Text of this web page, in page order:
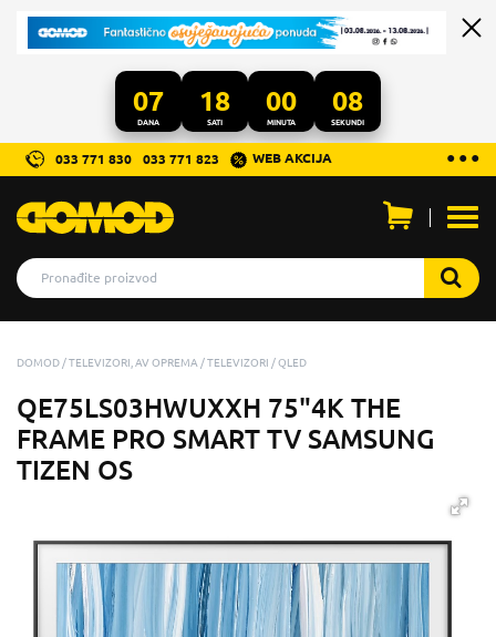
07
DANA
18
SATI
00
MINUTA
06
SEKUNDI
...
● ● ●
033 771 830 033 771 823 WEB AKCIJA
DOMOD TELEVIZORI, AV OPREMA TELEVIZORI QLED
QE75LS03HWUXXH 75"4K THE
FRAME PRO SMART TV SAMSUNG
TIZEN OS